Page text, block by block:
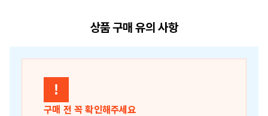
상품 구매 유의 사항
!
구매 전 꼭 확인해주세요